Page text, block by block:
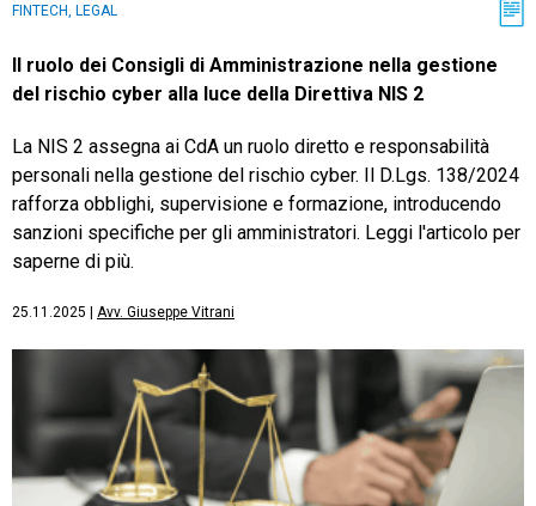
FINTECH, LEGAL
Il ruolo dei Consigli di Amministrazione nella gestione
del rischio cyber alla luce della Direttiva NIS 2
La NIS 2 assegna ai CdA un ruolo diretto e responsabilità
personali nella gestione del rischio cyber. Il D.Lgs. 138/2024
rafforza obblighi, supervisione e formazione, introducendo
sanzioni specifiche per gli amministratori. Leggi l'articolo per
saperne di più.
25.11.2025 Avv. Giuseppe Vitrani